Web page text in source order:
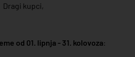
Dragi kupci,
od 01. lipnja - 31. kolovoza: